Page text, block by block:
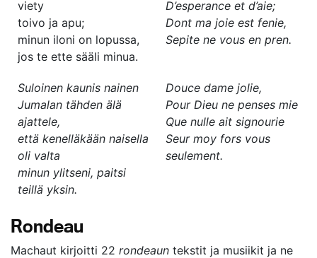
viety
toivo ja apu;
minun iloni on lopussa,
jos te ette sääli minua.
D’esperance et d’aie;
Dont ma joie est fenie,
Sepite ne vous en pren.
Suloinen kaunis nainen
Jumalan tähden älä
ajattele,
että kenelläkään naisella
oli valta
minun ylitseni, paitsi
teillä yksin.
Douce dame jolie,
Pour Dieu ne penses mie
Que nulle ait signourie
Seur moy fors vous
seulement.
Rondeau
Machaut kirjoitti 22 rondeaun tekstit ja musiikit ja ne